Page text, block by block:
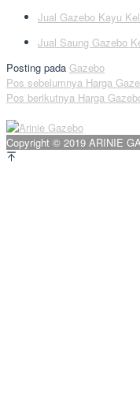
Jual Gazebo Kayu
Jual Saung Gazebo
Posting pada Gazebo
Navigasi
pos
Pos sebelumnya Harga
Pos berikutnya Harga
Copyright © 2019 ARINIE